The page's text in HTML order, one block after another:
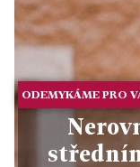
ODEMYKÁME PRO